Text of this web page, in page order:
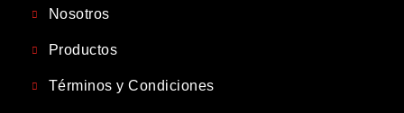
Nosotros
Productos
Términos y Condiciones